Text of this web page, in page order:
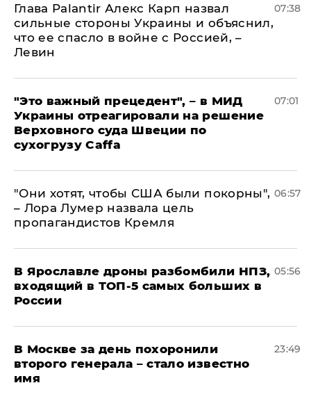
Глава Palantir Алекс Карп назвал
сильные стороны Украины и объяснил,
что ее спасло в войне с Россией, –
Левин
07:38
"Это важный прецедент", – в МИД
Украины отреагировали на решение
Верховного суда Швеции по
сухогрузу Caffa
07:01
"Они хотят, чтобы США были покорны",
– Лора Лумер назвала цель
пропагандистов Кремля
06:57
В Ярославле дроны разбомбили НПЗ,
входящий в ТОП-5 самых больших в
России
05:56
В Москве за день похоронили
второго генерала – стало известно
имя
23:49